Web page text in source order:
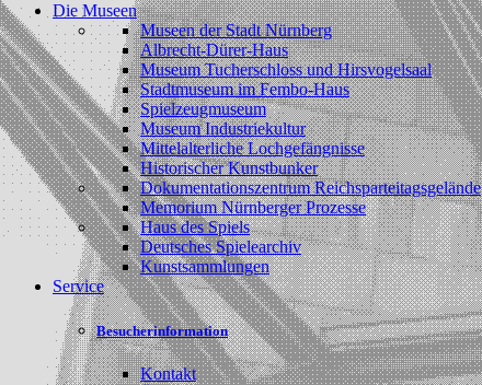
Die Museen
Museen der Stadt Nürnberg
Albrecht-Dürer-Haus
Museum Tucherschloss und Hirsvogelsaal
Stadtmuseum im Fembo-Haus
Spielzeugmuseum
Museum Industriekultur
Mittelalterliche Lochgefängnisse
Historischer Kunstbunker
Dokumentationszentrum Reichsparteitagsgelände
Memorium Nürnberger Prozesse
Haus des Spiels
Deutsches Spielearchiv
Kunstsammlungen
Service
Besucherinformation
Kontakt